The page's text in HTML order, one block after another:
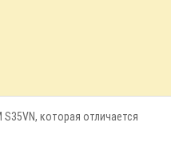
которая отличается